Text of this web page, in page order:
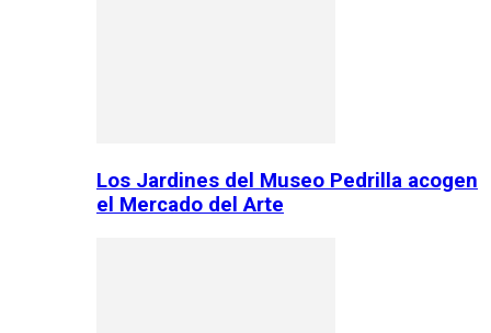
Los Jardines del Museo Pedrilla acogen
el Mercado del Arte